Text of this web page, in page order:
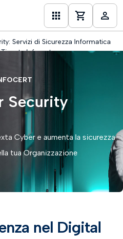
Servizi di Sicurezza Informatica
Infocert
Security
Cyber e aumenta la sicurezza
tua Organizzazione
nel Digital